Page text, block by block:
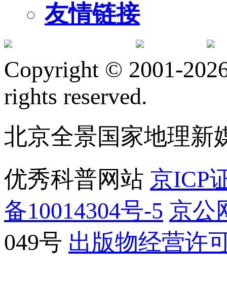
友情链接
Copyright © 2001-
rights reserved.
北京全景国家地理新
优秀科普网站 京ICP
备10014304号-5 京公
049号 出版物经营许